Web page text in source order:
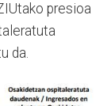
presioa
da.